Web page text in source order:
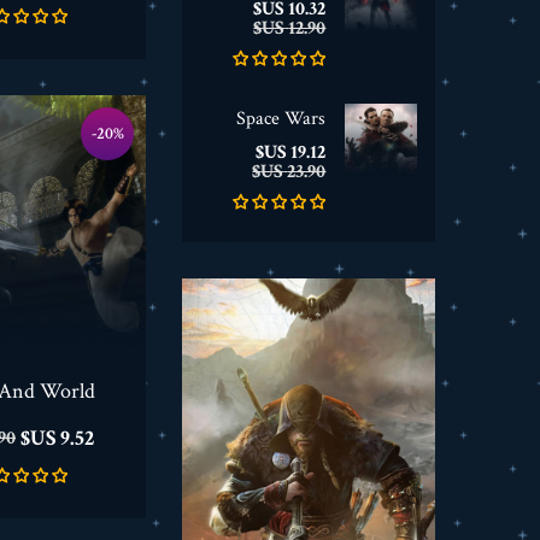
السعر
10.32 US$ السعر
الأساسي 12.90 US$
Space Wars
السعر
19.12 US$ السعر
الأساسي 23.90 US$
‎-20%
World
السعر
9.52 US$